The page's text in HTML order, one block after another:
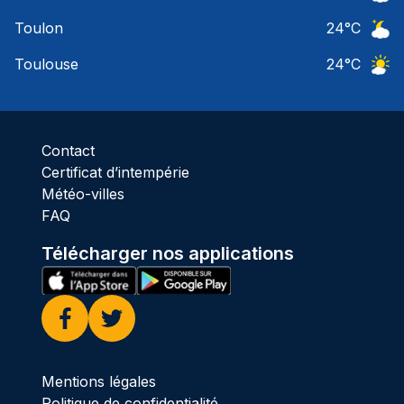
Toulon
24°C
Toulouse
24°C
Contact
Certificat d’intempérie
Météo-villes
FAQ
Télécharger nos applications
Facebook
Twitter
Mentions légales